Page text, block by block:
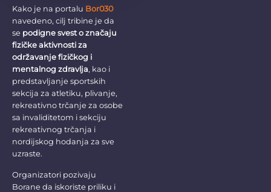
Kako je na portalu Bor030
navedeno, cilj tribine je da
se podigne svest o značaju
fizičke aktivnosti za
održavanje fizičkog i
mentalnog zdravlja, kao i
predstavljanje sportskih
sekcija za atletiku, plivanje,
rekreativno trčanje za osobe
sa invaliditetom i sekciju
rekreativnog trčanja i
nordijskog hodanja za sve
uzraste.
Organizatori pozivaju
Borane da iskoriste priliku i